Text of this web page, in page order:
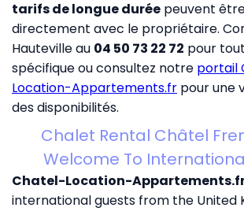
tarifs de longue durée peuvent
directement avec le propriétaire.
Hauteville au 04 50 73 22 72 pour
spécifique ou consultez notre portail
Location-Appartements.fr pour une
des disponibilités.
Chalet Rental Châtel
Welcome To
Chatel-Location-
international guests from the United